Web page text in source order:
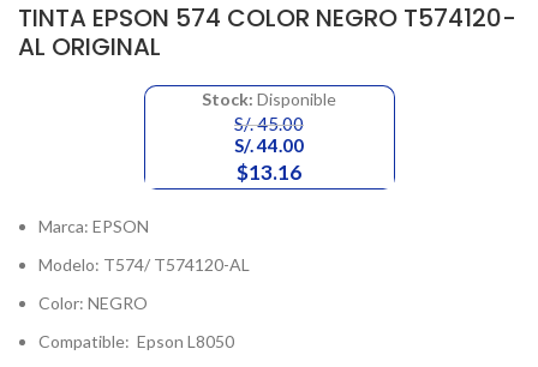
TINTA EPSON 574 COLOR NEGRO T574120-
AL ORIGINAL
Stock: Disponible
S/.45.00
S/.44.00
$13.16
Marca: EPSON
Modelo: T574/ T574120-AL
Color: NEGRO
Compatible: Epson L8050